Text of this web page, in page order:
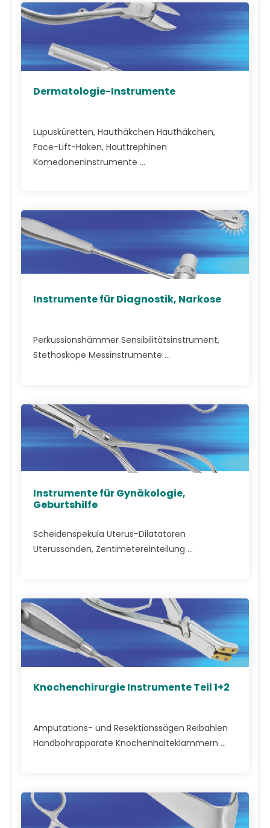
Dermatologie-Instrumente
Lupusküretten, Hauthäkchen Hauthäkchen,
Face-Lift-Haken, Hauttrephinen
Komedoneninstrumente ...
Instrumente für Diagnostik, Narkose
Perkussionshämmer Sensibilitätsinstrument,
Stethoskope Messinstrumente ...
Instrumente für Gynäkologie,
Geburtshilfe
Scheidenspekula Uterus-Dilatatoren
Uterussonden, Zentimetereinteilung ...
Knochenchirurgie Instrumente Teil 1+2
Amputations- und Resektionssägen Reibahlen
Handbohrapparate Knochenhalteklammern ...